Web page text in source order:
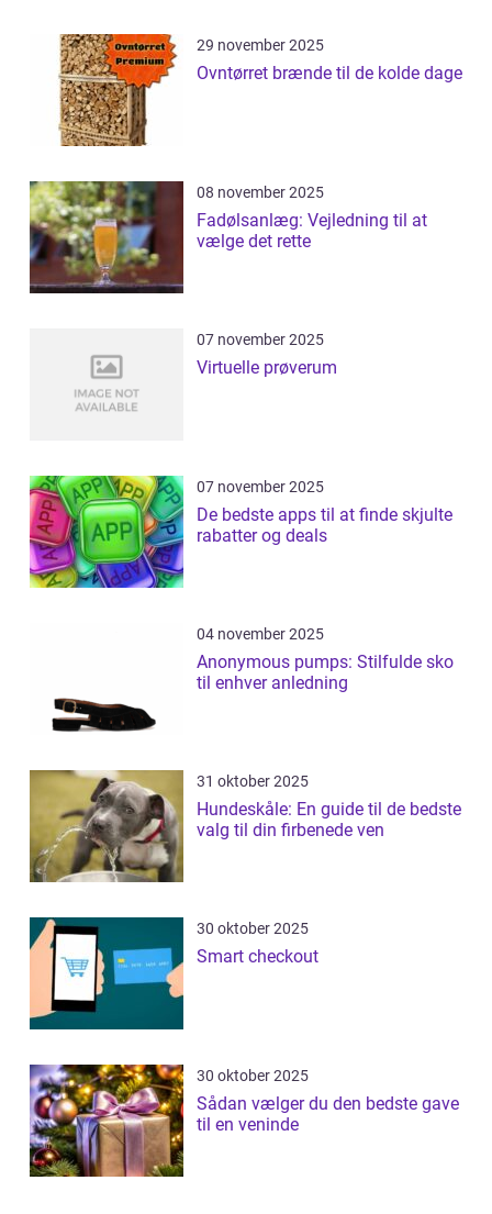
29 november 2025
Ovntørret brænde til de kolde dage
08 november 2025
Fadølsanlæg: Vejledning til at
vælge det rette
07 november 2025
Virtuelle prøverum
07 november 2025
De bedste apps til at finde skjulte
rabatter og deals
04 november 2025
Anonymous pumps: Stilfulde sko
til enhver anledning
31 oktober 2025
Hundeskåle: En guide til de bedste
valg til din firbenede ven
30 oktober 2025
Smart checkout
30 oktober 2025
Sådan vælger du den bedste gave
til en veninde